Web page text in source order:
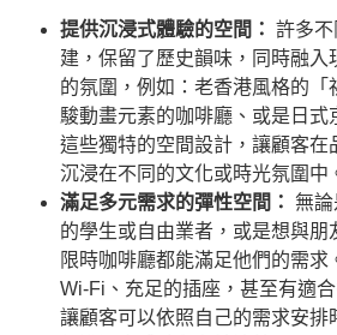
提供沉浸式體驗的空間： 許多
建，保留了歷史韻味，同時融入
的氛圍，例如：老香港風格的「
駿動畫元素的咖啡廳、或是日式
這些獨特的空間設計，讓顧客在
沉浸在不同的文化或時光氛圍中
滿足多元需求的彈性空間： 無
的學生或自由業者，或是想與朋
限時咖啡廳都能滿足他們的需求
Wi-Fi、充足的插座，甚至有適
讓顧客可以依照自己的需求安排